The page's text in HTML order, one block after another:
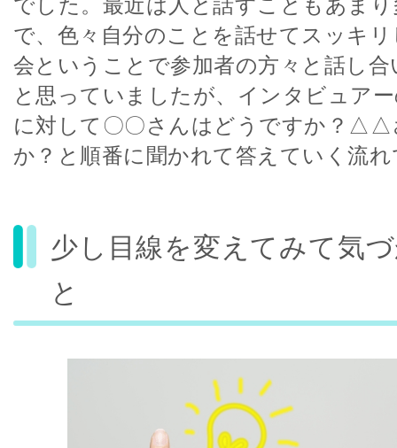
でした。最近は人と話すこともあま
で、色々自分のことを話せてスッキ
会ということで参加者の方々と話し
と思っていましたが、インタビュア
に対して〇〇さんはどうですか？△△
か？と順番に聞かれて答えていく流
少し目線を変えてみて気
と